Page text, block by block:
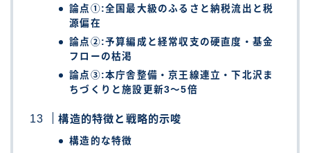
論点①:全国最大級のふるさと納税流出と税
源偏在
論点②:予算編成と経常収支の硬直度・基金
フローの枯渇
論点③:本庁舎整備・京王線連立・下北沢ま
ちづくりと施設更新3〜5倍
構造的特徴と戦略的示唆
構造的な特徴